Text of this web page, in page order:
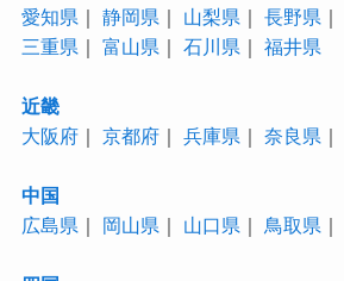
愛知県
静岡県 山梨県 長野県
三重県
富山県 石川県 福井県
近畿
大阪府｜ 京都府｜ 兵庫県 奈良県
中国
広島県
岡山県 山口県 鳥取県